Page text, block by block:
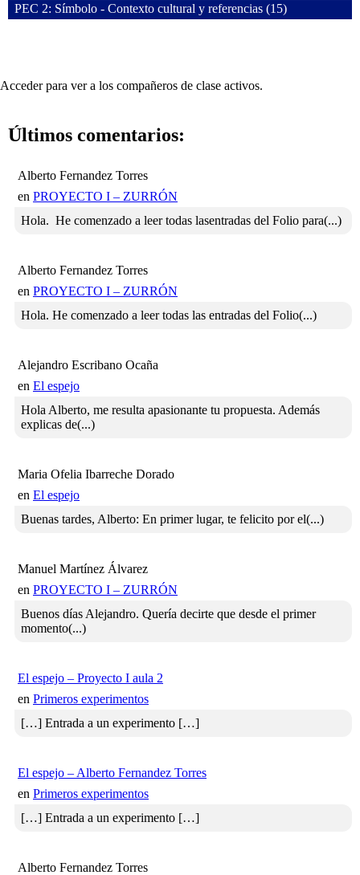
PEC 2: Símbolo - Contexto cultural y referencias (15)
Acceder para ver a los compañeros de clase activos.
Últimos comentarios:
Alberto Fernandez Torres
en PROYECTO I – ZURRÓN
Hola. He comenzado a leer todas lasentradas del Folio para(...)
Alberto Fernandez Torres
en PROYECTO I – ZURRÓN
Hola. He comenzado a leer todas las entradas del Folio(...)
Alejandro Escribano Ocaña
en El espejo
Hola Alberto, me resulta apasionante tu propuesta. Además
explicas de(...)
Maria Ofelia Ibarreche Dorado
en El espejo
Buenas tardes, Alberto: En primer lugar, te felicito por el(...)
Manuel Martínez Álvarez
en PROYECTO I – ZURRÓN
Buenos días Alejandro. Quería decirte que desde el primer
momento(...)
El espejo – Proyecto I aula 2
en Primeros experimentos
[…] Entrada a un experimento […]
El espejo – Alberto Fernandez Torres
en Primeros experimentos
[…] Entrada a un experimento […]
Alberto Fernandez Torres